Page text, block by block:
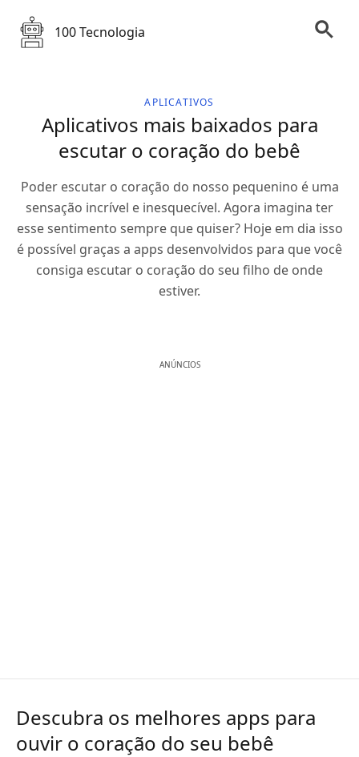
100 Tecnologia
APLICATIVOS
Aplicativos mais baixados para
escutar o coração do bebê
Poder escutar o coração do nosso pequenino é uma
sensação incrível e inesquecível. Agora imagina ter
esse sentimento sempre que quiser? Hoje em dia isso
é possível graças a apps desenvolvidos para que você
consiga escutar o coração do seu filho de onde
estiver.
ANÚNCIOS
Descubra os melhores apps para
ouvir o coração do seu bebê